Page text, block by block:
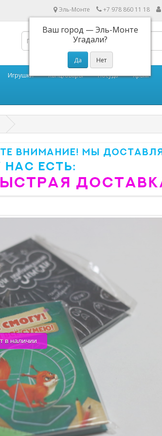
Эль-Монте
Ваш город —Эль-Монте
Угадали?
+7 978 860 11 18
Игрушки Канцтовары Посуда Крым
в наличии